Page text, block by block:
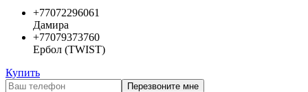
+77072296061
Дамира
+77079373760
Ербол (TWIST)
Купить
Перезвоните мне